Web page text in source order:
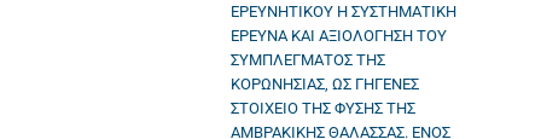
ΕΡΕΥΝΗΤΙΚΟΥ Η ΣΥΣΤΗΜΑΤΙΚΗ
ΕΡΕΥΝΑ ΚΑΙ ΑΞΙΟΛΟΓΗΣΗ ΤΟΥ
ΣΥΜΠΛΕΓΜΑΤΟΣ ΤΗΣ
ΚΟΡΩΝΗΣΙΑΣ, ΩΣ ΓΗΓΕΝΕΣ
ΣΤΟΙΧΕΙΟ ΤΗΣ ΦΥΣΗΣ ΤΗΣ
ΑΜΒΡΑΚΙΚΗΣ ΘΑΛΑΣΣΑΣ. ΕΝΟΣ